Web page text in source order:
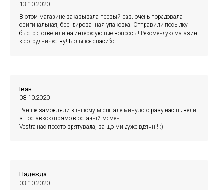
13.10.2020
В этом магазине заказывала первый раз, очень порадовала
оригинальная, брендированная упаковка! Отправили посылку
быстро, ответили на интересующие вопросы! Рекомендую магазин
к сотрудничеству! Большое спасибо!
Іван
08.10.2020
Раніше замовляли в іншому місці, але минулого разу нас підвели
з поставкою прямо в останній момент ...
Vestra нас просто врятувала, за що ми дуже вдячні! :)
Надежда
03.10.2020